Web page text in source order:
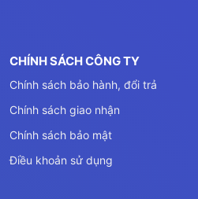
CHÍNH SÁCH CÔNG TY
Chính sách bảo hành, đổi trả
Chính sách giao nhận
Chính sách bảo mật
Điều khoản sử dụng